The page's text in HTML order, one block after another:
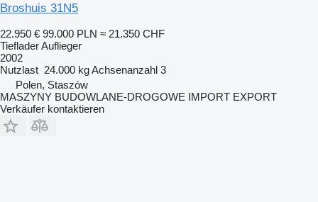
Broshuis 31N5
22.950 € 99.000 PLN ≈ 21.350 CHF
Tieflader Auflieger
2002
Nutzlast 24.000 kgAchsenanzahl 3
Polen, Staszów
MASZYNY BUDOWLANE-DROGOWE IMPORT EXPORT
Verkäufer kontaktieren